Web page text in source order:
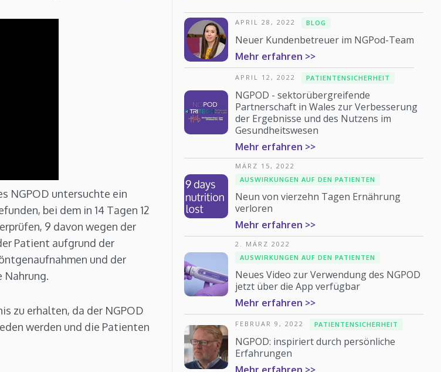
NGPOD untersuchte ein
bei dem in 14 Tagen 12
9 davon wegen der
Patient aufgrund der
und der
zu erhalten, da der NGPOD
werden und die Patienten
APRIL 28, 2022 BLOG
Neuer Kundenbetreuer im NGPod-Team
Mehr erfahren >>
APRIL 12, 2022 PATIENTENSICHERHEIT
NGPOD - sektorübergreifende
Partnerschaft in Wales zur Verbesserung
der Ergebnisse und des Nutzens im
Gesundheitswesen
Mehr erfahren >>
MÄRZ 15, 2022
AUSWIRKUNGEN AUF DEN PATIENTEN
Neun von vierzehn Tagen Ernährung
verloren
Mehr erfahren >>
2. MÄRZ 2022
AUSWIRKUNGEN AUF DEN PATIENTEN
Neues Video zur Verwendung des NGPOD
jetzt über die App verfügbar
Mehr erfahren >>
FEBRUAR 9, 2022 PATIENTENSICHERHEIT
NGPOD: inspiriert durch persönliche
Erfahrungen
Mehr erfahren >>